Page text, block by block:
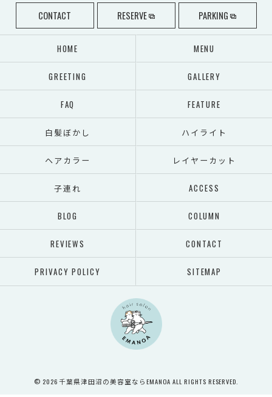
CONTACT RESERVE PARKING
HOME MENU
GREETING GALLERY
FAQ FEATURE
白髪ぼかし ハイライト
ヘアカラー レイヤーカット
子連れ ACCESS
BLOG COLUMN
REVIEWS CONTACT
PRIVACY POLICY SITEMAP
© 2026 千葉県津田沼の美容室ならEMANOA ALL RIGHTS RESERVED.